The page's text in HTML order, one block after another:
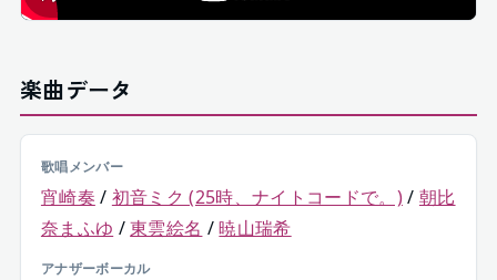
楽曲データ
歌唱メンバー
宵崎奏 / 初音ミク (25時、ナイトコードで。)/ 朝比
奈まふゆ /東雲絵名 /暁山瑞希
アナザーボーカル